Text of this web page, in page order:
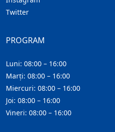
Twitter
PROGRAM
Luni: 08:00 – 16:00
Marți: 08:00 – 16:00
Miercuri: 08:00 – 16:00
Joi: 08:00 – 16:00
Vineri: 08:00 – 16:00